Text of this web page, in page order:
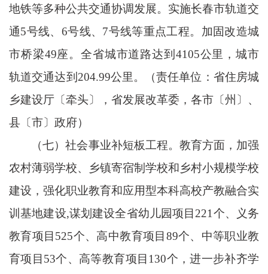
地铁等多种公共交通协调发展。实施长春市轨道交
通5号线、6号线、7号线等重点工程。加固改造城
市桥梁49座。全省城市道路达到4105公里，城市
轨道交通达到204.99公里。（责任单位：省住房城
乡建设厅〔牵头〕，省发展改革委，各市〔州〕、
县〔市〕政府）
（七）社会事业补短板工程。教育方面，加强
农村薄弱学校、乡镇寄宿制学校和乡村小规模学校
建设，强化职业教育和应用型本科高校产教融合实
训基地建设,谋划建设全省幼儿园项目221个、义务
教育项目525个、高中教育项目89个、中等职业教
育项目53个、高等教育项目130个，进一步补齐学